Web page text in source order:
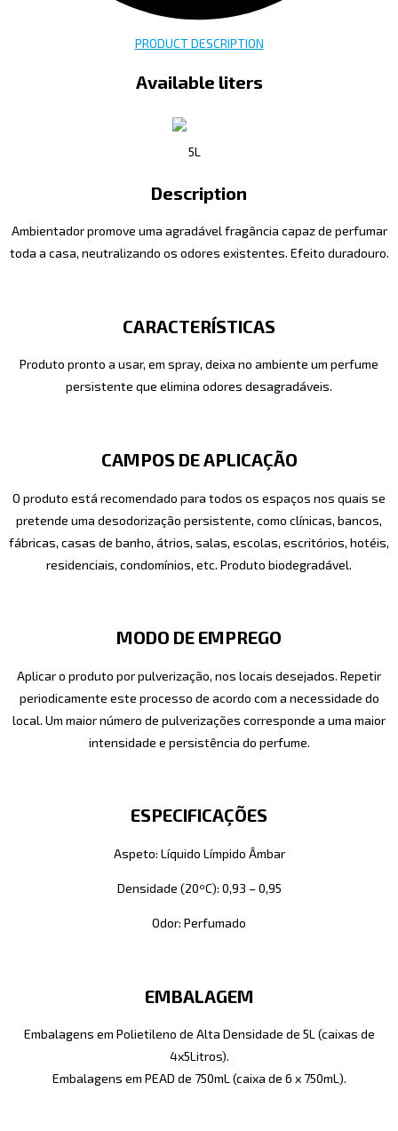
PRODUCT DESCRIPTION
Available liters
5L
Description
Ambientador promove uma agradável fragância capaz de perfumar
toda a casa, neutralizando os odores existentes. Efeito duradouro.
CARACTERÍSTICAS
Produto pronto a usar, em spray, deixa no ambiente um perfume
persistente que elimina odores desagradáveis.
CAMPOS DE APLICAÇÃO
O produto está recomendado para todos os espaços nos quais se
pretende uma desodorização persistente, como clínicas, bancos,
fábricas, casas de banho, átrios, salas, escolas, escritórios, hotéis,
residenciais, condomínios, etc. Produto biodegradável.
MODO DE EMPREGO
Aplicar o produto por pulverização, nos locais desejados. Repetir
periodicamente este processo de acordo com a necessidade do
local. Um maior número de pulverizações corresponde a uma maior
intensidade e persistência do perfume.
ESPECIFICAÇÕES
Aspeto: Líquido Límpido Âmbar
Densidade (20ºC): 0,93 – 0,95
Odor: Perfumado
EMBALAGEM
Embalagens em Polietileno de Alta Densidade de 5L (caixas de
4x5Litros).
Embalagens em PEAD de 750mL (caixa de 6 x 750mL).